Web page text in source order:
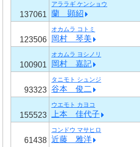
137061
アララギ ケンショウ
蘭 顕紹
123506
オカムラ コトミ
岡村 琴美
100901
オカムラ ヨシノリ
岡村 嘉記
93323
タニモト シュンジ
谷本 俊二
155523
ウエモト カヨコ
上本 佳代子
61438
コンドウ マサヒロ
近藤 雅洋